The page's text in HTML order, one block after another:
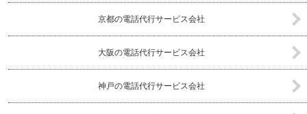
京都の電話代行サービス会社
大阪の電話代行サービス会社
神戸の電話代行サービス会社